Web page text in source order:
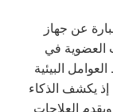
عن جهاز
العضوية في
البيئية
إذ يكشف الذكاء
العلاجات